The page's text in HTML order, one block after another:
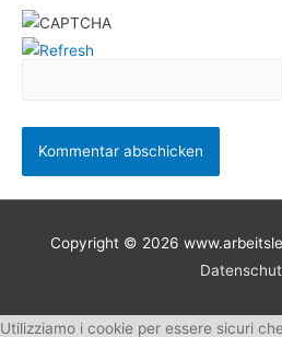
Copyright © 2026
Utilizziamo i cookie per essere sicuri